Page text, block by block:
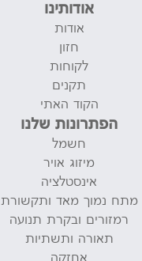
אודותינו
אודות
חזון
לקוחות
תקנים
הקוד האתי
הפתרונות שלנו
חשמל
מיזוג אויר
אינסטלציה
מתח נמוך מאד ותקשורת
רמזורים ובקרת תנועה
תאורה ותשתיות
אחזקה